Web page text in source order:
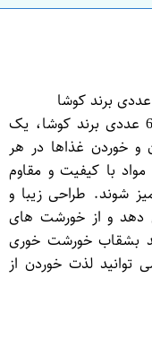
بشقاب خورشت خوری چهار گوش بسته 6 عددی برند کوشا، یک
و خوردن غذاها در هر
با کیفیت و مقاوم
شوند. طراحی زیبا و
دهد و از خورشت های
بشقاب خورشت خوری
می توانید لذت خوردن از